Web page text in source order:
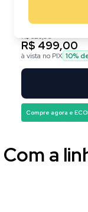
R$ 626,95
R$ 499,00
à vista no PIX 10%
Compre agora e
Com a